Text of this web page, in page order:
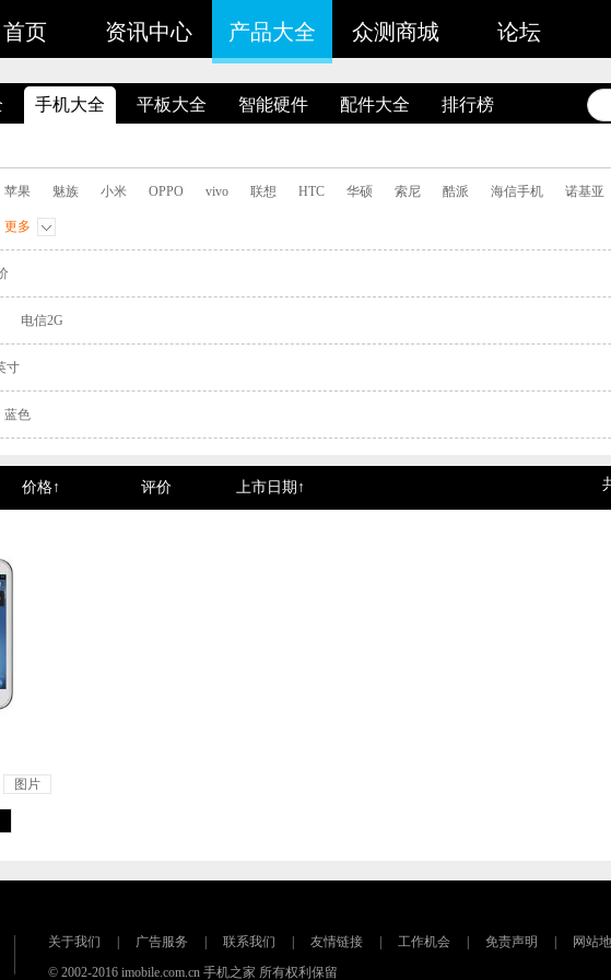
首页 资讯中心 产品大全 众测商城 论坛
手机大全 平板大全 智能硬件 配件大全 排行榜
苹果 魅族 小米 OPPO vivo 联想 HTC 华硕 索尼 酷派 海信手机 诺基亚
更多
电信2G
寸
蓝色
价格↑ 评价 上市日期↑
图片
关于我们 广告服务 联系我们 友情链接 工作机会 免责声明 网站
© 2002-2016 imobile.com.cn 手机之家 所有权利保留